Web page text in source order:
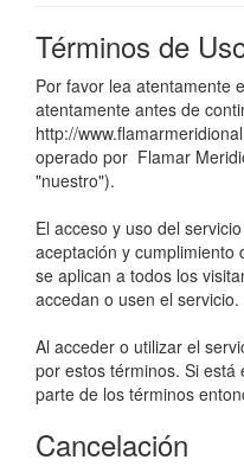
Términos de
Por favor lea atentamente
atentamente antes de
http://
operado por ​ Flamar
"nuestro").
El acceso y uso del
aceptación y cumplimiento
se aplican a todos los
accedan o usen el servicio.
Al acceder o utilizar el
por estos términos. Si
parte de los términos
Cancelación